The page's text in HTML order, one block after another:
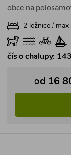
obce na
2 ložnice / max
číslo chalupy:
od 16